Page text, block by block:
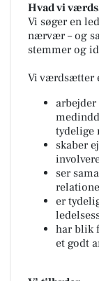
Hvad vi
Vi søger en
nærvær – og
stemmer og
Vi værdsætter
tydelige
skaber
ser
er
har blik
et godt